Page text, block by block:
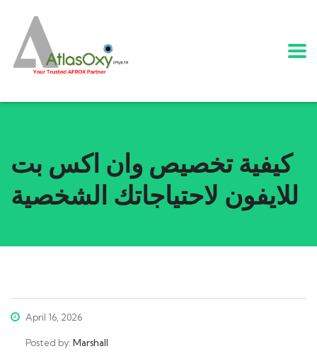
كيفية تخصيص وان اكس بت
للايفون لاحتياجاتك الشخصية
April 16, 2026
Posted by: Marshall